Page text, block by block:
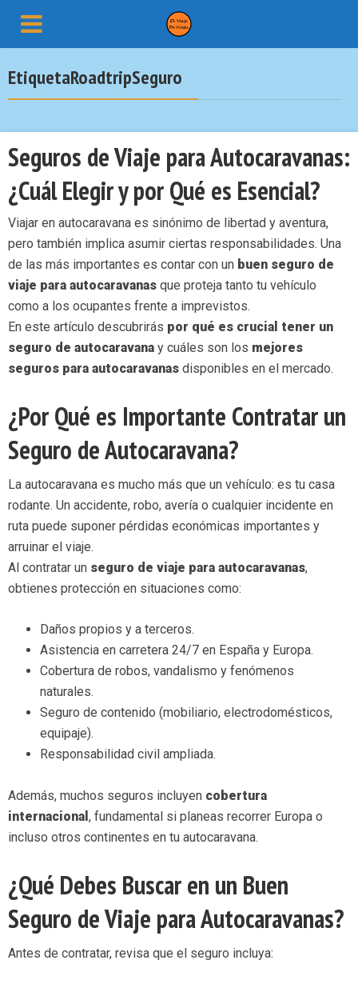
EtiquetaRoadtripSeguro
Seguros de Viaje para Autocaravanas:
¿Cuál Elegir y por Qué es Esencial?
Viajar en autocaravana es sinónimo de libertad y aventura,
pero también implica asumir ciertas responsabilidades. Una
de las más importantes es contar con un buen seguro de
viaje para autocaravanas que proteja tanto tu vehículo
como a los ocupantes frente a imprevistos.
En este artículo descubrirás por qué es crucial tener un
seguro de autocaravana y cuáles son los mejores
seguros para autocaravanas disponibles en el mercado.
¿Por Qué es Importante Contratar un
Seguro de Autocaravana?
La autocaravana es mucho más que un vehículo: es tu casa
rodante. Un accidente, robo, avería o cualquier incidente en
ruta puede suponer pérdidas económicas importantes y
arruinar el viaje.
Al contratar un seguro de viaje para autocaravanas,
obtienes protección en situaciones como:
Daños propios y a terceros.
Asistencia en carretera 24/7 en España y Europa.
Cobertura de robos, vandalismo y fenómenos
naturales.
Seguro de contenido (mobiliario, electrodomésticos,
equipaje).
Responsabilidad civil ampliada.
Además, muchos seguros incluyen cobertura
internacional , fundamental si planeas recorrer Europa o
incluso otros continentes en tu autocaravana.
¿Qué Debes Buscar en un Buen
Seguro de Viaje para Autocaravanas?
Antes de contratar, revisa que el seguro incluya: